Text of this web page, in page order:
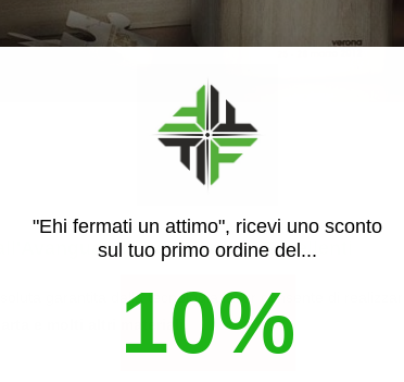
per Risultati Eccellenti
garantita dalla tecnologia laser consente di
e molti altri materiali.
"Ehi fermati un attimo", ricevi uno sconto
sul tuo primo ordine del...
10%